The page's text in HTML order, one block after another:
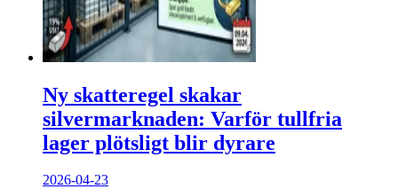
Ny skatteregel skakar
silvermarknaden: Varför tullfria
lager plötsligt blir dyrare
2026-04-23